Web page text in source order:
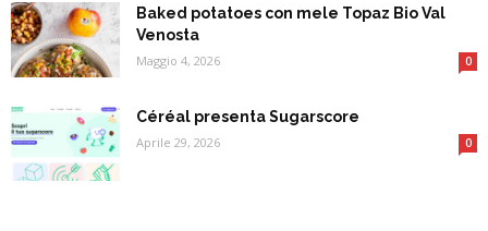
Baked potatoes con mele Topaz Bio Val
Venosta
Maggio 4, 2026 0
Céréal presenta Sugarscore
Aprile 29, 2026 0